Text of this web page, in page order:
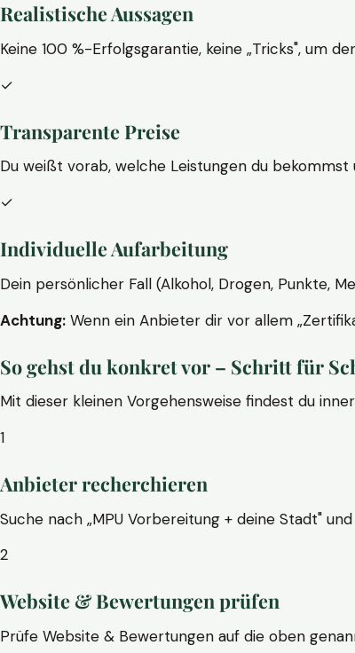
Realistische Aussagen
Keine 100 %-Erfolgsgarantie, keine „Tricks", um
✓
Transparente Preise
Du weißt vorab, welche Leistungen du bekommst
✓
Individuelle Aufarbeitung
Dein persönlicher Fall (Alkohol, Drogen, Punkte,
Achtung: Wenn ein Anbieter dir vor allem
So gehst du konkret vor – Schritt für
Mit dieser kleinen Vorgehensweise findest du
1
Anbieter recherchieren
Suche nach „MPU Vorbereitung + deine Stadt"
2
Website & Bewertungen prüfen
Prüfe Website & Bewertungen auf die oben